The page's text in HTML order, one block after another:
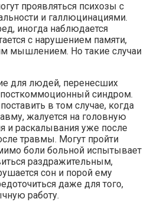
проявляться психозы с
и галлюцинациями.
иногда наблюдается
с нарушением памяти,
мышлением. Но такие случаи
для людей, перенесших
посткоммоционный синдром.
в том случае, когда
жалуется на головную
и раскалывания уже после
травмы. Могут пройти
боли больной испытывает
раздражительным,
сон и порой ему
даже для того,
работу.